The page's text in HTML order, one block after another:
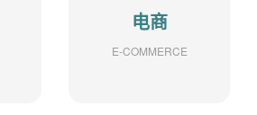
电商
E-COMMERCE